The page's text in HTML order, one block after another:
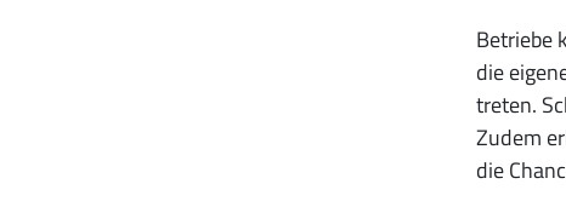
Betriebe
die
treten.
Zudem
die